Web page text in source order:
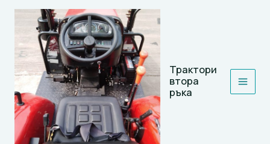
Skip
Трактори
втора
ръка